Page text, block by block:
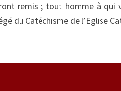
remis ; tout homme à qui
du Catéchisme de l’Eglise